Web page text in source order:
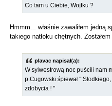
Co tam u Ciebie, Wojtku ?
Hmmm... właśnie zawaliłem jedną
takiego natłoku chętnych.
plavac napisał(a):
W sylwestrową noc puścili nam
p.Cugowski śpiewał "
zdobycia ! "